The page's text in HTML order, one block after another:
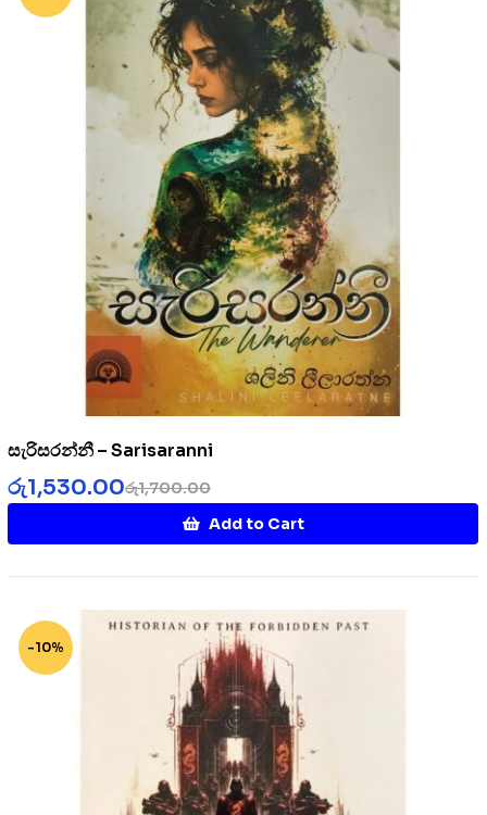
සැරිසරන්නී – Sarisaranni
රු1,700.00
රු1,530.00
Add to Cart
-10%